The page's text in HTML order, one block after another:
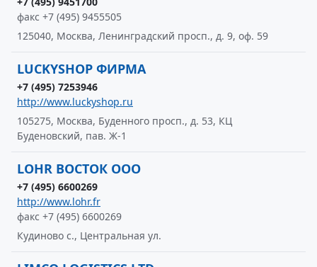
факс +7 (495) 9455505
125040, Москва, Ленинградский просп., д. 9, оф. 59
LUCKYSHOP ФИРМА
+7 (495) 7253946
http://www.luckyshop.ru
105275, Москва, Буденного просп., д. 53, КЦ
Буденовский, пав. Ж-1
LOHR ВОСТОК ООО
+7 (495) 6600269
http://www.lohr.fr
факс +7 (495) 6600269
Кудиново с., Центральная ул.